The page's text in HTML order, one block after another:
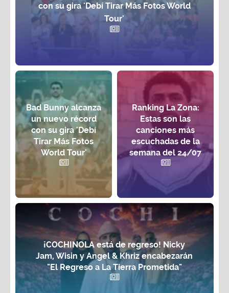
con su gira 'Debí Tirar Más Fotos World
Tour'
Bad Bunny alcanza
un nuevo récord
con su gira 'Debí
Tirar Más Fotos
World Tour'
Ranking La Zona:
Estas son las
canciones más
escuchadas de la
semana del 24/07
¡COCHINOLA está de regreso! Nicky
Jam, Wisin y Angel & Khriz encabezarán
"El Regreso a La Tierra Prometida"